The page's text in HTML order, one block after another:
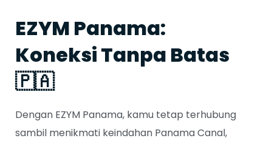
EZYM Panama:
Koneksi Tanpa Batas
🇵🇦
Dengan EZYM Panama, kamu tetap terhubung
sambil menikmati keindahan Panama Canal,